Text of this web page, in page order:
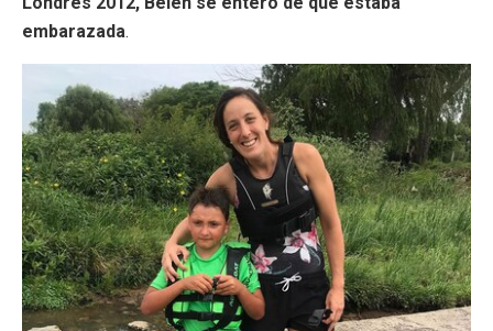
embarazada.